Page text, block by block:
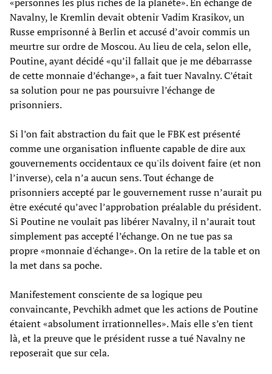
Navalny, le Kremlin devait obtenir Vadim Krasikov, un
Russe emprisonné à Berlin et accusé d’avoir commis un
meurtre sur ordre de Moscou. Au lieu de cela, selon elle,
Poutine, ayant décidé «qu’il fallait que je me débarrasse
de cette monnaie d’échange», a fait tuer Navalny. C’était
sa solution pour ne pas poursuivre l’échange de
prisonniers.
Si l’on fait abstraction du fait que le FBK est présenté
comme une organisation influente capable de dire aux
gouvernements occidentaux ce qu'ils doivent faire (et non
l’inverse), cela n’a aucun sens. Tout échange de
prisonniers accepté par le gouvernement russe n’aurait pu
être exécuté qu’avec l’approbation préalable du président.
Si Poutine ne voulait pas libérer Navalny, il n’aurait tout
simplement pas accepté l’échange. On ne tue pas sa
propre «monnaie d'échange». On la retire de la table et on
la met dans sa poche.
Manifestement consciente de sa logique peu
convaincante, Pevchikh admet que les actions de Poutine
étaient «absolument irrationnelles». Mais elle s’en tient
là, et la preuve que le président russe a tué Navalny ne
reposerait que sur cela.